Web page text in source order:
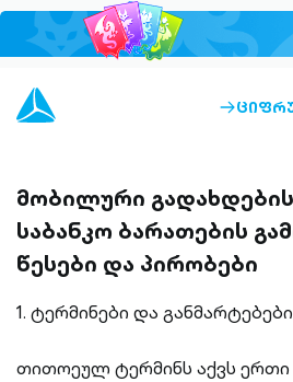
მობილური გადახდების
საბანკო ბარათების
წესები და პირობები
1. ტერმინები და განმარტებები
თითოეულ ტერმინს აქვს ერთი